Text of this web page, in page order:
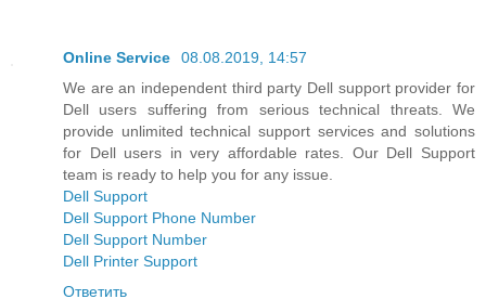
Online Service
08.08.2019, 14:57
We are an independent third party Dell support provider for
Dell users suffering from serious technical threats. We
provide unlimited technical support services and solutions
for Dell users in very affordable rates. Our Dell Support
team is ready to help you for any issue.
Dell Support
Dell Support Phone Number
Dell Support Number
Dell Printer Support
Ответить